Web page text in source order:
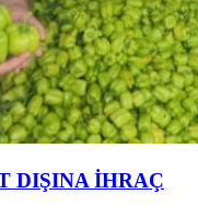
DIŞINA İHRAÇ